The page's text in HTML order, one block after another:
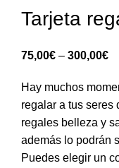
Tarjeta
75,00€ – 300,00€
Hay muchos
regalar a tus seres
regales belleza y
además lo podrán
Puedes elegir un